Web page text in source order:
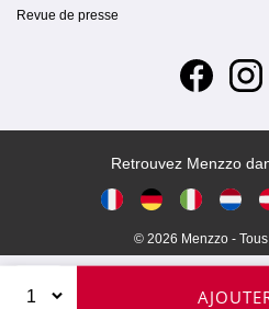
Revue de presse
Retrouvez Menzzo
© 2026 Menzzo -